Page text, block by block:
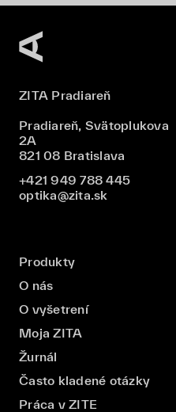
ZITA Pradiareň
Pradiareň, Svätoplukova
2A
821 08 Bratislava
+421 949 788 445
optika@zita.sk
Produkty
O nás
O vyšetrení
Moja ZITA
Žurnál
Často kladené otázky
Práca v ZITE